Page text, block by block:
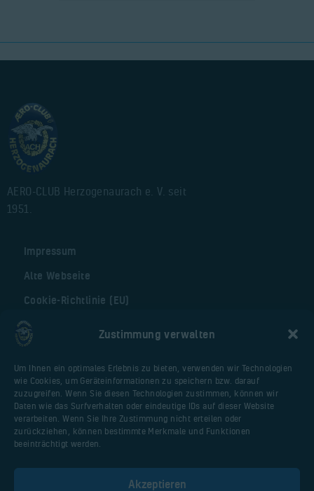
Zustimmung verwalten
Um Ihnen ein optimales Erlebnis zu bieten, verwenden wir Technologien
wie Cookies, um Geräteinformationen zu speichern bzw. darauf
zuzugreifen. Wenn Sie diesen Technologien zustimmen, können wir
Daten wie das Surfverhalten oder eindeutige IDs auf dieser Website
verarbeiten. Wenn Sie Ihre Zustimmung nicht erteilen oder
zurückziehen, können bestimmte Merkmale und Funktionen
beeinträchtigt werden.
Akzeptieren
AERO-CLUB Herzogenaurach e. V. seit
1951.
Impressum
Alte Webseite
Cookie-Richtlinie (EU)
Nützliche Seiten
Webseite Flugplatz
Vereinsfliegerportal
Huberschrauberschulung.de
Malter AIR Service
AOPA Deutschland
PPL-Theorieschule Uwe Dittmar / Anjte